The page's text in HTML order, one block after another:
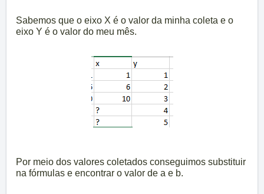
Sabemos que o eixo X é o valor da minha coleta e o
eixo Y é o valor do meu mês.
Por meio dos valores coletados conseguimos substituir
na fórmulas e encontrar o valor de a e b.